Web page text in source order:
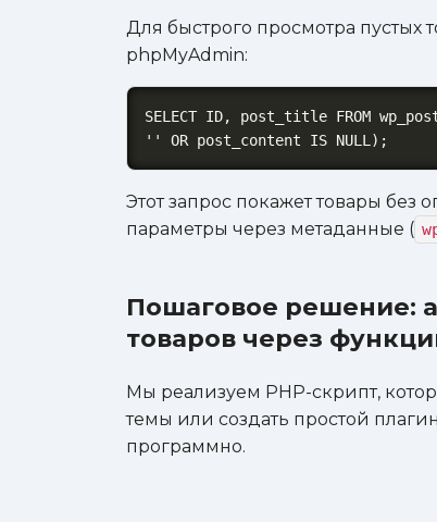
Для быстрого просмотра пустых
phpMyAdmin:
SELECT ID, post_title FROM
'' OR post_content IS NULL);
Этот запрос покажет товары
параметры через метаданные (
Пошаговое решение:
товаров через
Мы реализуем PHP-скрипт,
темы или создать простой
программно.